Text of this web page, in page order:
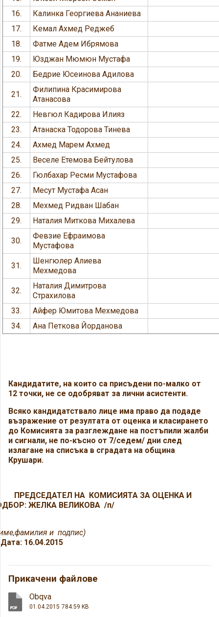
16.
Калинка Георгиева Ананиева
17.
Кемал Ахмед Реджеб
18.
Фатме Адем Ибрямова
19.
Юзджан Мюмюн Мустафа
20.
Бедрие Юсеинова Адилова
21.
Филипина Красимирова
Атанасова
22.
Невгюл Кадирова Илияз
23.
Атанаска Тодорова Тинева
24.
Ахмед Марем Ахмед
25.
Веселе Етемова Бейтулова
26.
Гюлбахар Ресми Мустафова
27.
Месут Мустафа Асан
28.
Мехмед Ридван Шабан
29.
Наталия Миткова Михалева
30.
Февзие Ефраимова
Мустафова
31.
Шенгюлер Алиева
Мехмедова
32.
Наталия Димитрова
Страхилова
33.
Айфер Юмитова Мехмедова
34.
Ана Петкова Йорданова
Кандидатите, на които са присъдени по-малко от
12 точки, не се одобряват за лични асистенти.
Всяко кандидатствало лице има право да подаде
възражение от резултата от оценка и класирането
до Комисията за разглеждане на постъпили жалби
и сигнали, не по-късно от 7/седем/ дни след
излагане на списъка в сградата на община
Крушари.
НА КОМИСИЯТА ЗА ОЦЕНКА И
ЖЕЛКА ВЕЛИКОВА /п/
и подпис)
Дата: 16.04.2015
Прикачени файлове
Obqva
01.04.2015 784.59 KB